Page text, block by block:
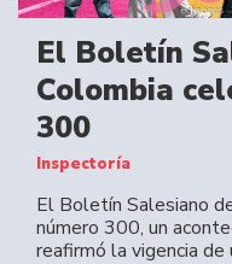
El Boletín
Colombia
300
Inspectoría
El Boletín Salesiano
número 300, un
reafirmó la vigencia de